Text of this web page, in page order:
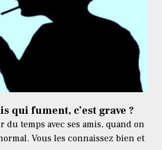
qui fument, c’est grave ?
du temps avec ses amis, quand on
Vous les connaissez bien et